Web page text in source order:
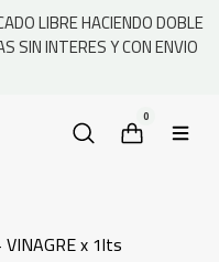
LIBRE HACIENDO DOBLE
SIN INTERES Y CON ENVIO
0
VINAGRE x 1lts